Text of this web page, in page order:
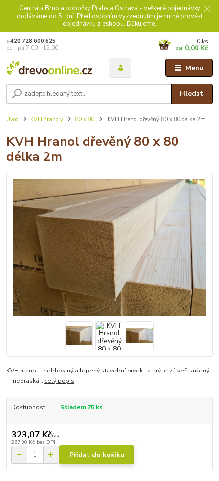
Centrála Brno a pobočky Praha a Ostrava - veškeré objednávky
dodáváme do 5. dní. Před osobním vyzvednutím je nutné provést
objednávku z eshopu. Děkujeme.
Menu
Hledat
+420 728 600 625
po - pá 7:00 - 15:00
0 ks
za 0,00 Kč
Úvod KVH hranoly 80 x 80 KVH Hranol dřevěný 80 x 80 délka 2m
KVH Hranol dřevěný 80 x 80
délka 2m
KVH hranol - hoblovaný a lepený stavební prvek , který je zárveň sušený
- "nepraská". celý popis
Dostupnost Skladem 75 ks
323,07 Kč/ks
267,00 Kč bez DPH
Přidat do košíku